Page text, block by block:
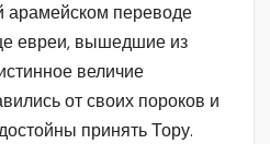
арамейском переводе
евреи, вышедшие из
величие
от своих пороков и
принять Тору.